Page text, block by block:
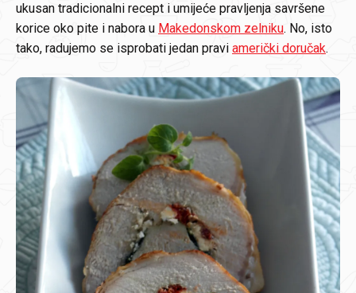
ukusan tradicionalni recept i umijeće pravljenja savršene
korice oko pite i nabora u Makedonskom zelniku. No, isto
tako, radujemo se isprobati jedan pravi američki doručak.